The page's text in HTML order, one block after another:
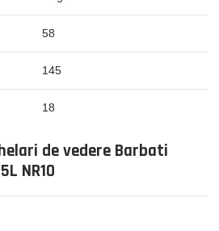
58
145
18
de vedere Barbati
NR10